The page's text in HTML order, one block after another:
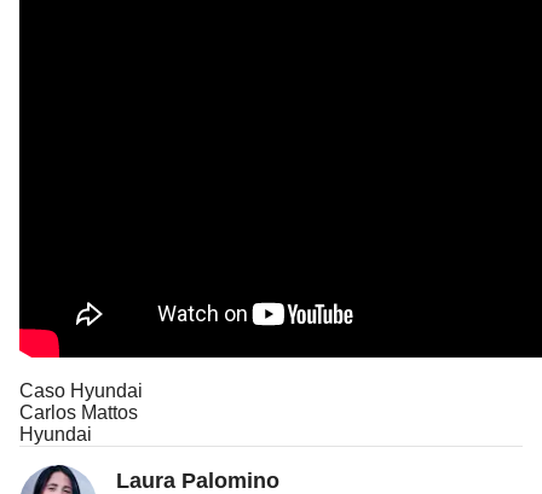
Caso Hyundai
Carlos Mattos
Hyundai
Laura Palomino